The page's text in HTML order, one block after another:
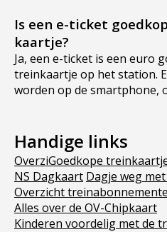
Is een e-ticket
kaartje?
Ja, een e-ticket is een euro
treinkaartje op het station.
worden op de smartphone,
Handige links
OverziGoedkope
NS Dagkaart Dagje weg
Overzicht
Alles over de OV-Chipkaart
Kinderen voordelig met de